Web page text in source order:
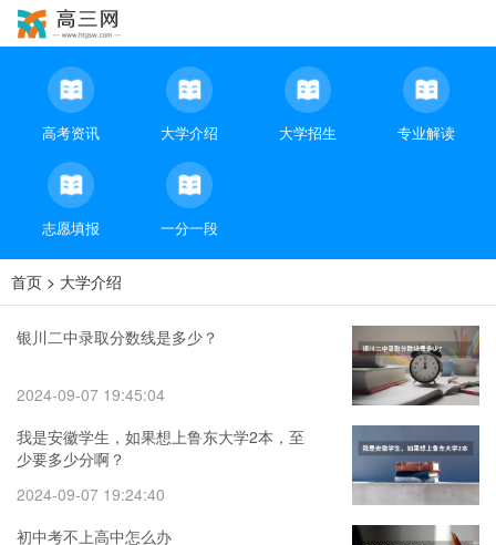
高考资讯 大学介绍 大学招生 专业解读
志愿填报 一分一段
首页 > 大学介绍
银川二中录取分数线是多少？
2024-09-07 19:45:04
我是安徽学生，如果想上鲁东大学2本，至
少要多少分啊？
2024-09-07 19:24:40
初中考不上高中怎么办